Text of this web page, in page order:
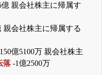
億 親会社株主に帰属す
親会社株主に帰属する
150億5100万 親会社株主
落 -1億2500万